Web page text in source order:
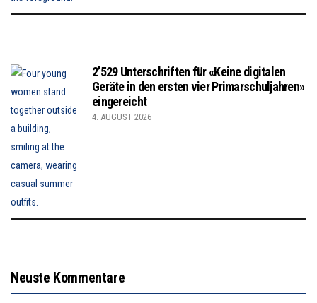
2’529 Unterschriften für «Keine digitalen
Geräte in den ersten vier Primarschuljahren»
eingereicht
4. AUGUST 2026
Neuste Kommentare